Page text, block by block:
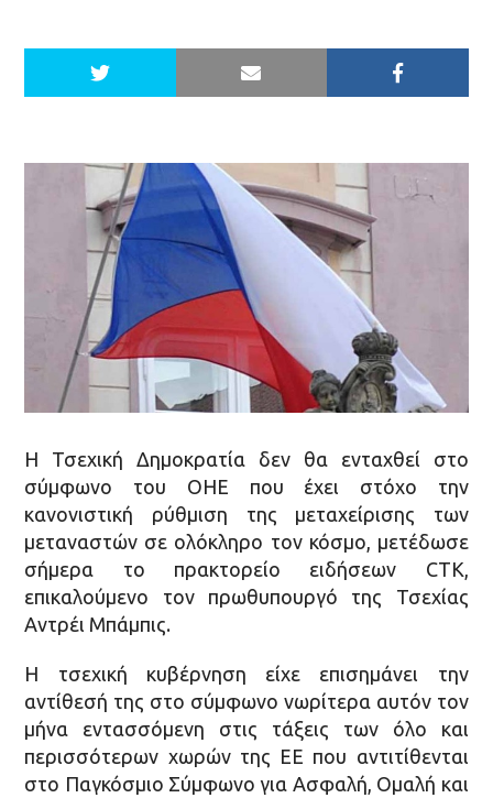
Η Τσεχική Δημοκρατία δεν θα ενταχθεί στο
σύμφωνο του ΟΗΕ που έχει στόχο την
κανονιστική ρύθμιση της μεταχείρισης των
μεταναστών σε ολόκληρο τον κόσμο, μετέδωσε
σήμερα το πρακτορείο ειδήσεων CTK,
επικαλούμενο τον πρωθυπουργό της Τσεχίας
Αντρέι Μπάμπις.
Η τσεχική κυβέρνηση είχε επισημάνει την
αντίθεσή της στο σύμφωνο νωρίτερα αυτόν τον
μήνα εντασσόμενη στις τάξεις των όλο και
περισσότερων χωρών της ΕΕ που αντιτίθενται
στο Παγκόσμιο Σύμφωνο για Ασφαλή, Ομαλή και